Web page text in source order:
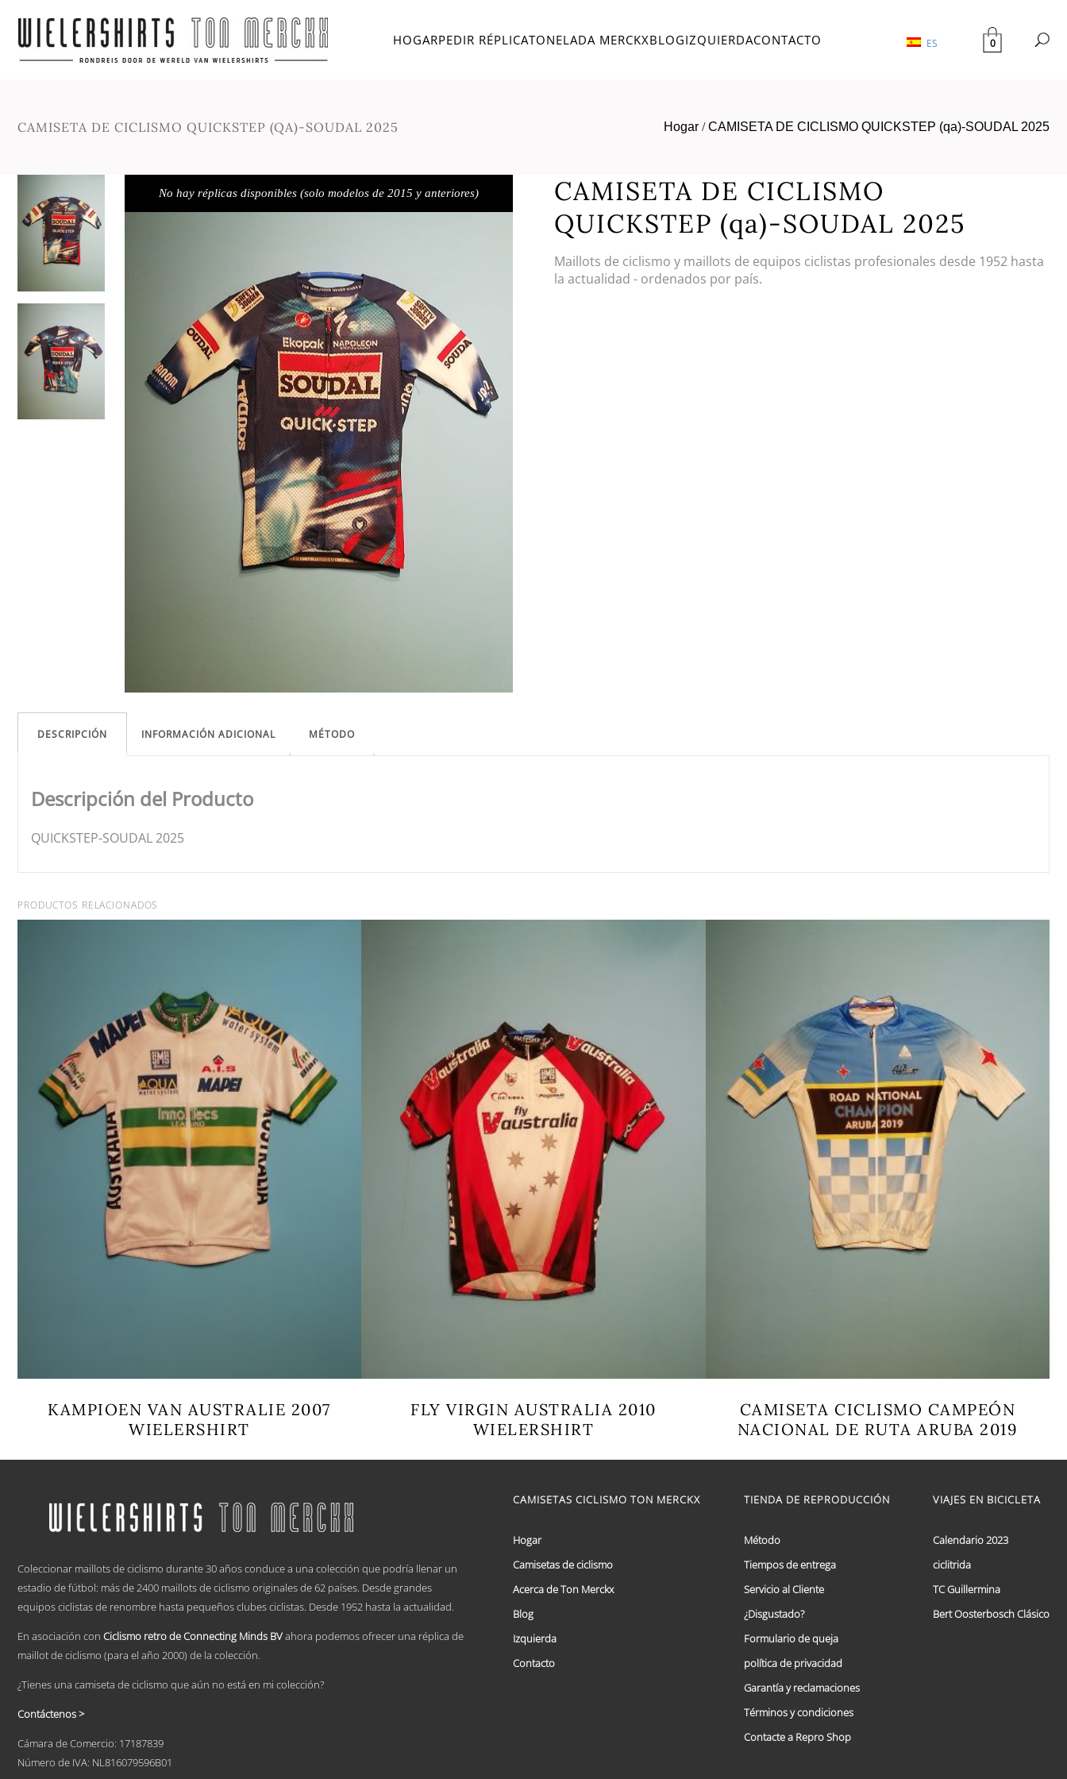
HOGARPEDIR RÉPLICATONELADA MERCKXBLOGIZQUIERDACONTACTO ES 0
CAMISETA DE CICLISMO QUICKSTEP (QA)-SOUDAL 2025 Hogar /CAMISETA DE CICLISMO QUICKSTEP (qa)-SOUDAL 2025
No hay réplicas disponibles (solo modelos de 2015 y anteriores)
CAMISETA DE CICLISMO
QUICKSTEP (qa)-SOUDAL 2025
Maillots de ciclismo y maillots de equipos ciclistas profesionales desde 1952 hasta
la actualidad - ordenados por país.
DESCRIPCIÓN INFORMACIÓN ADICIONAL MÉTODO
Descripción del Producto
QUICKSTEP-SOUDAL 2025
PRODUCTOS RELACIONADOS
KAMPIOEN VAN AUSTRALIE 2007
WIELERSHIRT
variantes.
Las
pueden
elegir
en
la
de
producto
FLY VIRGIN AUSTRALIA 2010
WIELERSHIRT
múltiples
opciones
pueden
elegir
en
la
página
de
CAMISETA CICLISMO CAMPEÓN
NACIONAL DE RUTA ARUBA 2019
múltiples
Coleccionar maillots de ciclismo durante 30 años conduce a una colección que podría llenar un
estadio de fútbol: más de 2400 maillots de ciclismo originales de 62 países. Desde grandes
equipos ciclistas de renombre hasta pequeños clubes ciclistas. Desde 1952 hasta la actualidad.
En asociación con Ciclismo retro de Connecting Minds BVahora podemos ofrecer una réplica de
maillot de ciclismo (para el año 2000) de la colección.
¿Tienes una camiseta de ciclismo que aún no está en mi colección?
Contáctenos >
Cámara de Comercio: 17187839
Número de IVA: NL816079596B01
CAMISETAS CICLISMO TON MERCKX
Hogar
Camisetas de ciclismo
Acerca de Ton Merckx
Blog
Izquierda
Contacto
TIENDA DE REPRODUCCIÓN
Método
Tiempos de entrega
Servicio al Cliente
¿Disgustado?
Formulario de queja
política de privacidad
Garantía y reclamaciones
Términos y condiciones
Contacte a Repro Shop
VIAJES EN BICICLETA
Calendario 2023
ciclitrida
TC Guillermina
Bert Oosterbosch Clásico